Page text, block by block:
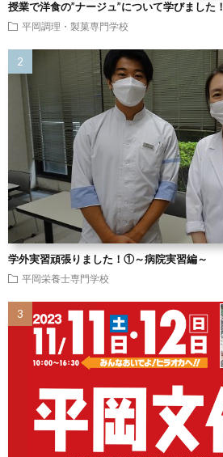
授業で洋食の”ナージュ”について学びました！
平岡調理・製菓専門学校
学外実習頑張りました！①～病院実習編～
平岡栄養士専門学校